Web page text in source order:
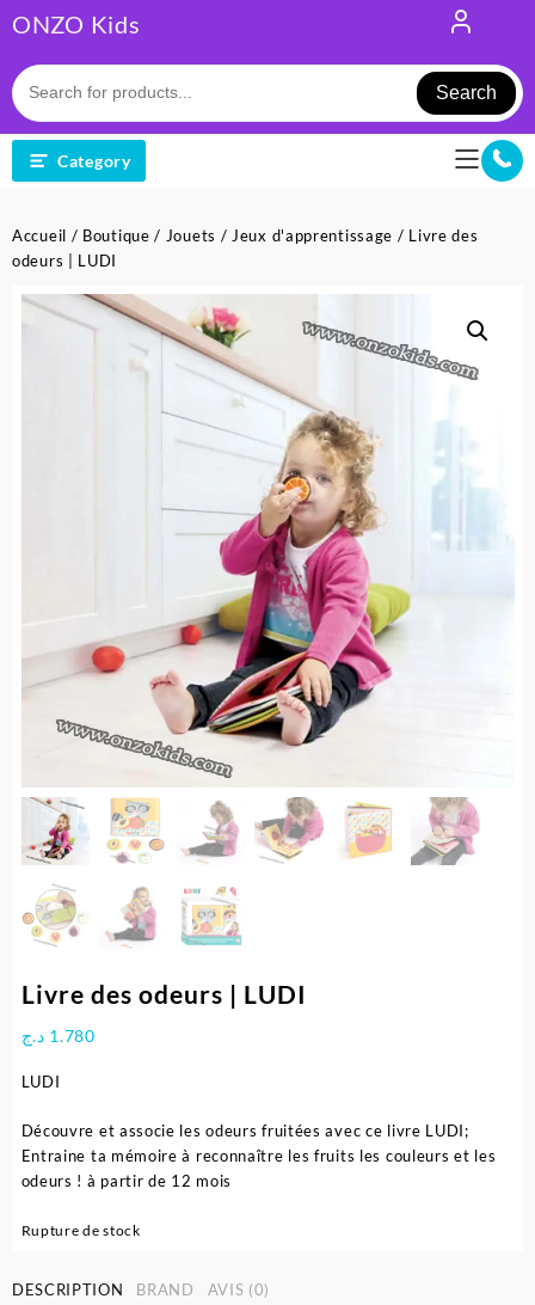
to
content
ONZO Kids
Search
Category
Accueil / Boutique / Jouets / Jeux d'apprentissage / Livre des
odeurs | LUDI
Livre des odeurs | LUDI
1.780 د.ج
LUDI
Découvre et associe les odeurs fruitées avec ce livre LUDI;
Entraine ta mémoire à reconnaître les fruits les couleurs et les
odeurs ! à partir de 12 mois
Rupture de stock
DESCRIPTION BRAND AVIS (0)